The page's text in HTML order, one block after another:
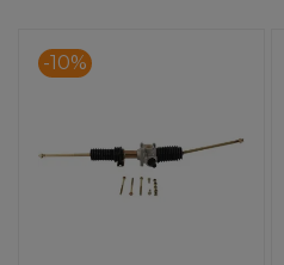
-10%